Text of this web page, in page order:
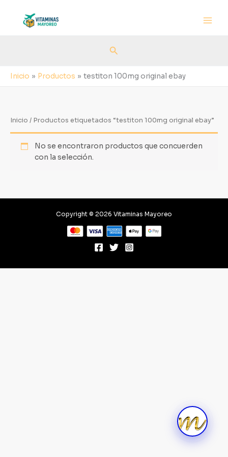
contenido
Buscar
Inicio Productos testiton 100mg original ebay
Inicio / Productos etiquetados “testiton 100mg original ebay”
No se encontraron productos que concuerden
con la selección.
Copyright © 2026 Vitaminas Mayoreo